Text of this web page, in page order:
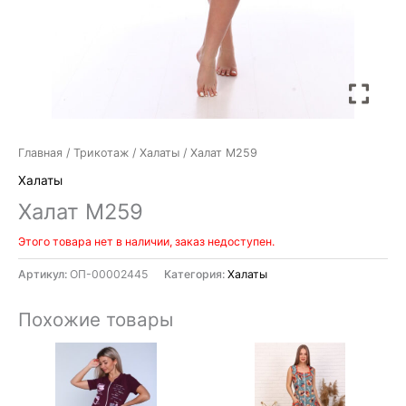
Главная / Трикотаж / Халаты / Халат М259
Халаты
Халат М259
Этого товара нет в наличии, заказ недоступен.
Артикул: ОП-00002445 Категория: Халаты
Похожие товары